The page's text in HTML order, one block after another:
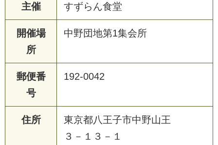
主催 すずらん食堂
開催場
所
中野団地第1集会所
郵便番
号
192-0042
住所
東京都八王子市中野山王
３－１３－１